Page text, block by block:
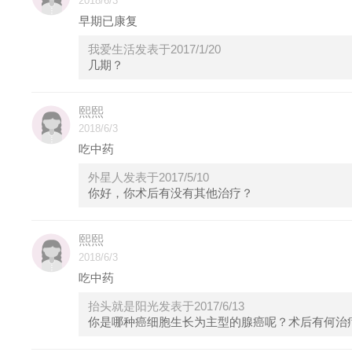
早期已康复
我爱生活发表于2017/1/20
几期？
熙熙
2018/6/3
吃中药
外星人发表于2017/5/10
你好，你术后有没有其他治疗？
熙熙
2018/6/3
吃中药
抬头就是阳光发表于2017/6/13
你是哪种癌细胞生长为主型的腺癌呢？术后有何治